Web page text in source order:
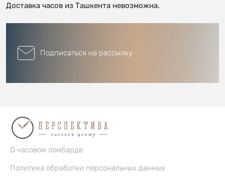
Доставка часов из Ташкента невозможна.
Подписаться на рассылку
О часовом ломбарде
Политика обработки персональных данных